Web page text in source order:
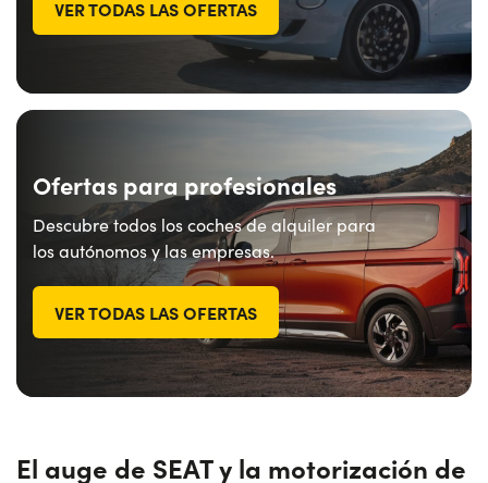
VER TODAS LAS OFERTAS
Ofertas para profesionales
Descubre todos los coches de alquiler para
los autónomos y las empresas.
VER TODAS LAS OFERTAS
El auge de SEAT y la motorización de